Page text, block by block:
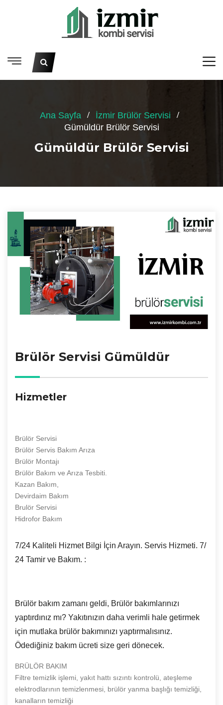
Ana Sayfa
İzmir Brülör Servisi
Gümüldür Brülör Servisi
Gümüldür Brülör Servisi
Brülör Servisi Gümüldür
Hizmetler
Brülör Servisi
Brülör Servis Bakım Arıza
Brülör Montajı
Brülör Bakım ve Arıza Tesbiti.
Kazan Bakım,
Devirdaim Bakım
Brulör Servisi
Hidrofor Bakım
7/24 Kaliteli Hizmet Bilgi İçin Arayın. Servis Hizmeti. 7/
24 Tamir ve Bakım. :
Brülör bakım zamanı geldi, Brülör bakımlarınızı
yaptırdınız mı? Yakıtınızın daha verimli hale getirmek
için mutlaka brülör bakımınızı yaptırmalısınız.
Ödediğiniz bakım ücreti size geri dönecek.
BRÜLÖR BAKIM
Filtre temizlik işlemi, yakıt hattı sızıntı kontrolü, ateşleme
elektrodlarının temizlenmesi, brülör yanma başlığı temizliği,
kanalların temizliği